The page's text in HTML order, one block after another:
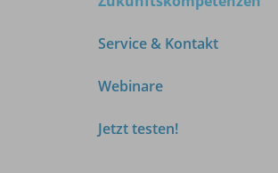
Service & Kontakt
Webinare
Jetzt testen!